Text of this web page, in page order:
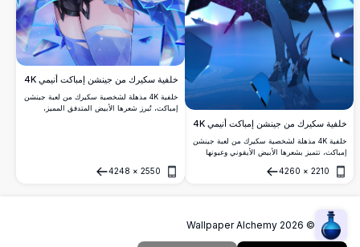
خلفية سكيرك من جينشن إمباكت أنيمي 4K
خلفية 4K مذهلة لشخصية سكيرك من لعبة جينشن
إمباكت، تتميز بشعرها الأبيض الأيقوني وعيونها
مظلمة وسط شظايا هندسية عائمة في عالم رقمي
2210
×
4260
فتح
خلفية سكيرك من جينشن إمباكت أنيمي 4K
خلفية 4K مذهلة لشخصية سكيرك من لعبة جينشن
إمباكت، تُبرز شعرها الأبيض المتدفق المميز،
2550
×
4248
فتح
©
2026
Wallpaper Alchemy